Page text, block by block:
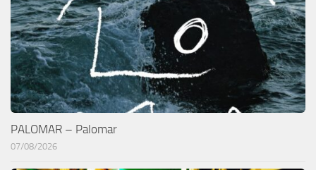
PALOMAR – Palomar
07/08/2026